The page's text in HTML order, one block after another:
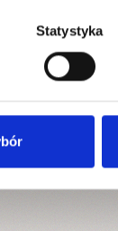
Statystyka